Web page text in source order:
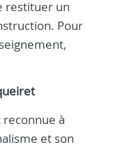
restituer un
Pour
reconnue à
et son